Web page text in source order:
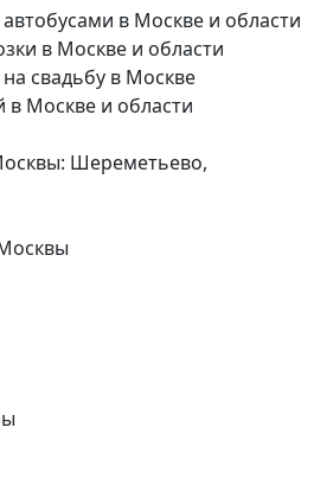
в Москве и области
в Москве и области
свадьбу в Москве
в Москве и области
Шереметьево,